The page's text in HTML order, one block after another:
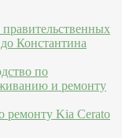
Константина
по
и ремонту
ремонту Kia Cerato